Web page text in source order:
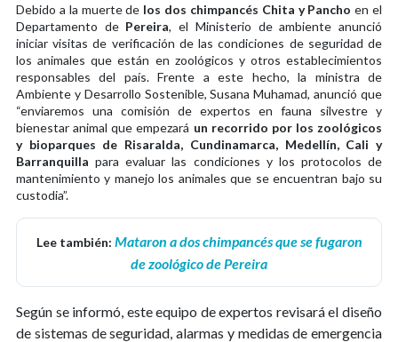
Debido a la muerte de los dos chimpancés Chita y Pancho en el
Departamento de Pereira, el Ministerio de ambiente anunció
iniciar visitas de verificación de las condiciones de seguridad de
los animales que están en zoológicos y otros establecimientos
responsables del país. Frente a este hecho, la ministra de
Ambiente y Desarrollo Sostenible, Susana Muhamad, anunció que
“enviaremos una comisión de expertos en fauna silvestre y
bienestar animal que empezará un recorrido por los zoológicos
y bioparques de Risaralda, Cundinamarca, Medellín, Cali y
Barranquilla para evaluar las condiciones y los protocolos de
mantenimiento y manejo los animales que se encuentran bajo su
custodia”.
Lee también: Mataron a dos chimpancés que se fugaron
de zoológico de Pereira
Según se informó, este equipo de expertos revisará el diseño
de sistemas de seguridad, alarmas y medidas de emergencia